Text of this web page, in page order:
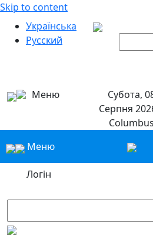
Skip to content
Українська
Русский
Меню
Субота,
Серпня
Columbus
Меню
Логін